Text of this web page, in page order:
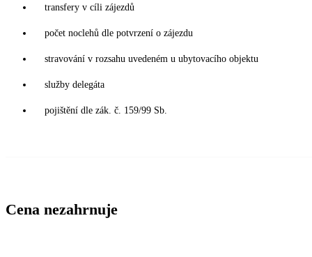
transfery v cíli zájezdů
počet noclehů dle potvrzení o zájezdu
stravování v rozsahu uvedeném u ubytovacího objektu
služby delegáta
pojištění dle zák. č. 159/99 Sb.
Cena nezahrnuje